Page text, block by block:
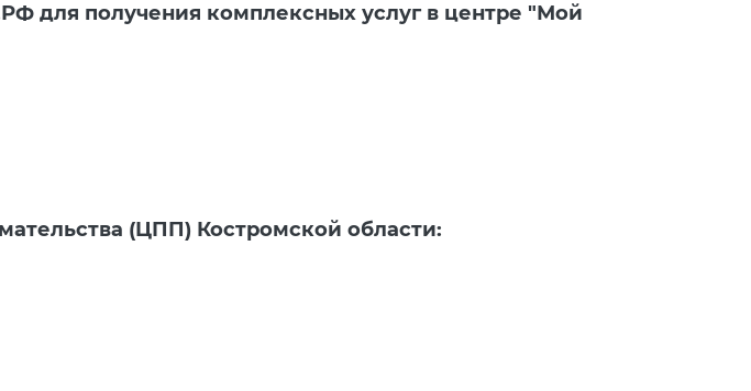
для получения комплексных услуг в центре "Мой
(ЦПП) Костромской области: